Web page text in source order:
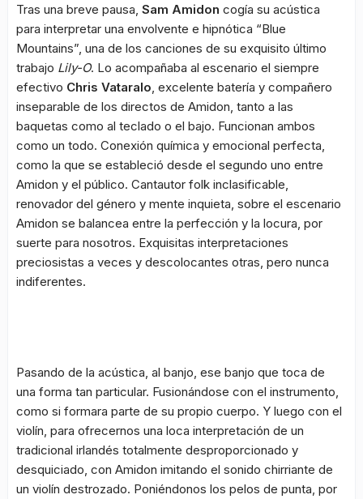
Tras una breve pausa, Sam Amidon cogía su acústica
para interpretar una envolvente e hipnótica “Blue
Mountains”, una de los canciones de su exquisito último
trabajo Lily-O. Lo acompañaba al escenario el siempre
efectivo Chris Vataralo , excelente batería y compañero
inseparable de los directos de Amidon, tanto a las
baquetas como al teclado o el bajo. Funcionan ambos
como un todo. Conexión química y emocional perfecta,
como la que se estableció desde el segundo uno entre
Amidon y el público. Cantautor folk inclasificable,
renovador del género y mente inquieta, sobre el escenario
Amidon se balancea entre la perfección y la locura, por
suerte para nosotros. Exquisitas interpretaciones
preciosistas a veces y descolocantes otras, pero nunca
indiferentes.
Pasando de la acústica, al banjo, ese banjo que toca de
una forma tan particular. Fusionándose con el instrumento,
como si formara parte de su propio cuerpo. Y luego con el
violín, para ofrecernos una loca interpretación de un
tradicional irlandés totalmente desproporcionado y
desquiciado, con Amidon imitando el sonido chirriante de
un violín destrozado. Poniéndonos los pelos de punta, por